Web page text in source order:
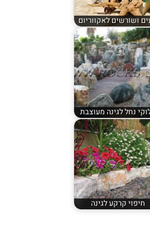
ושורשים לאקווריום
נחל לגינה מעוצבת
חיפוי קרקע לגינה